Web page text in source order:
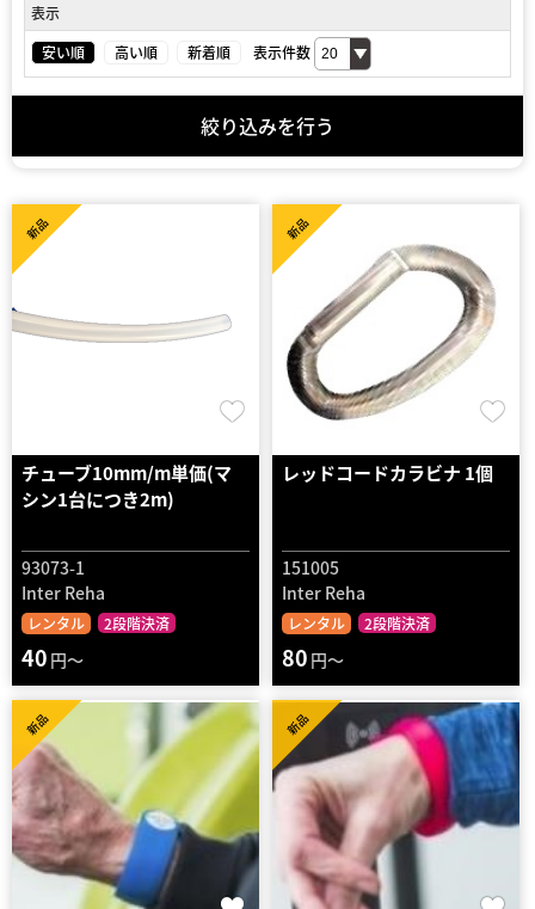
表示
安い順
高い順 新着順 表示件数
絞り込みを行う
チューブ10mm/m単価(マ
シン1台につき2m)
93073-1
Inter Reha
レンタル 2段階決済
新品
40 円～
レッドコードカラビナ 1個
151005
Inter Reha
レンタル 2段階決済
新品
80 円～
新品 新品